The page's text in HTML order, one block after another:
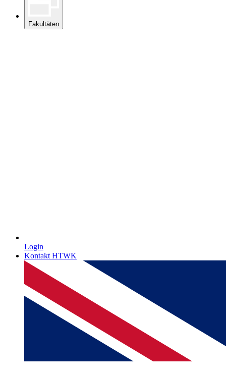
Fakultäten
Login
Kontakt HTWK